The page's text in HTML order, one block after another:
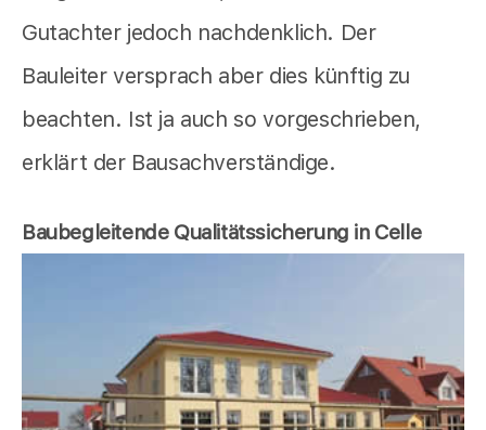
Gutachter jedoch nachdenklich. Der
Bauleiter versprach aber dies künftig zu
beachten. Ist ja auch so vorgeschrieben,
erklärt der Bausachverständige.
Baubegleitende Qualitätssicherung in Celle